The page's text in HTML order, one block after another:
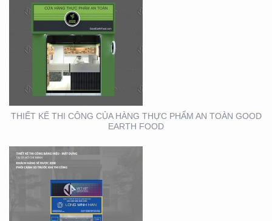
THIẾT KẾ THI CÔNG CỦA HÀNG THỰC PHẨM AN TOÀN GOOD
EARTH FOOD
THIẾT KẾ THI CÔNG
BẢNG HIỆU – MẶT
DỰNG LONG MINH HÂN
– TP. THỦ ĐỨC – Q2
THIẾT KẾ THIỆP ĐIỆN
TỬ ĐỘC ĐÁO , ẤN